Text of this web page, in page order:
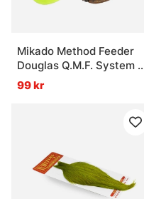
Mikado Method Feeder
Douglas Q.M.F. System L
Set
99 kr